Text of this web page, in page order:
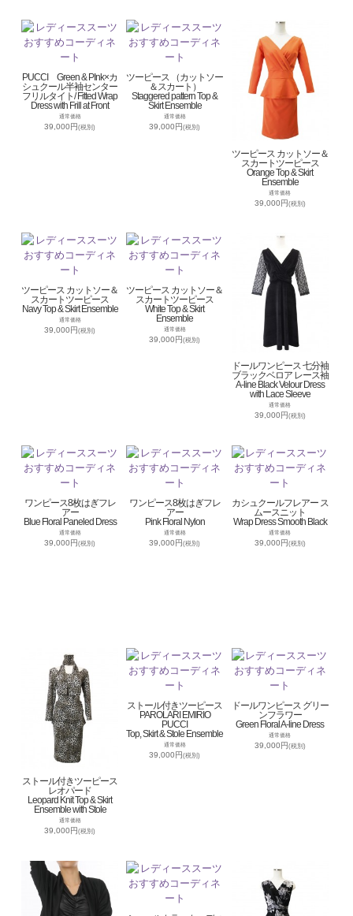
PUCCI Green & PInk×カ
シュクール半袖センター
フリルタイト/ Fitted Wrap
Dress with Frill at Front
通常価格
39,000円(税別)
ツーピース （カットソー
＆スカート）
Staggered pattern Top &
Skirt Ensemble
通常価格
39,000円(税別)
ツーピース カットソー＆
スカートツーピース
Orange Top & Skirt
Ensemble
通常価格
39,000円(税別)
ツーピース カットソー＆
スカートツーピース
Navy Top & Skirt Ensemble
通常価格
39,000円(税別)
ツーピース カットソー＆
スカートツーピース
White Top & Skirt
Ensemble
通常価格
39,000円(税別)
ドールワンピース 七分袖
ブラックベロア レース袖
A-line Black Velour Dress
with Lace Sleeve
通常価格
39,000円(税別)
ワンピース8枚はぎフレ
アー
Blue Floral Paneled Dress
通常価格
39,000円(税別)
ワンピース8枚はぎフレ
アー
Pink Floral Nylon
通常価格
39,000円(税別)
カシュクールフレアー ス
ムースニット
Wrap Dress Smooth Black
通常価格
39,000円(税別)
ストール付きツーピース
レオパード
Leopard Knit Top & Skirt
Ensemble with Stole
通常価格
39,000円(税別)
ストール付きツーピース
PAROLARI EMIRIO
PUCCI
Top, Skirt & Stole Ensemble
通常価格
39,000円(税別)
ドールワンピース グリー
ンフラワー
Green Floral A-line Dress
通常価格
39,000円(税別)